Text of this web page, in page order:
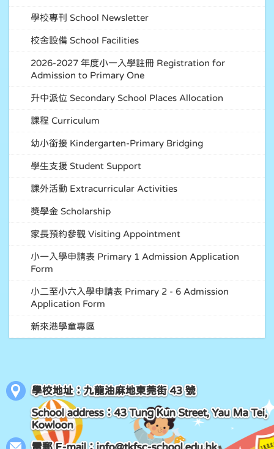
學校專刊 School Newsletter
校舍設備 School Facilities
2026-2027 年度小一入學註冊 Registration for
Admission to Primary One
升中派位 Secondary School Places Allocation
課程 Curriculum
幼小銜接 Kindergarten-Primary Bridging
學生支援 Student Support
課外活動 Extracurricular Activities
獎學金 Scholarship
家長預約參觀 Visiting Appointment
小一入學申請表 Primary 1 Admission Application
Form
小二至小六入學申請表 Primary 2 - 6 Admission
Application Form
新來港學童專區
學校地址：九龍油麻地東莞街 43 號
School address：43 Tung Kun Street, Yau Ma Tei,
Kowloon
電郵 E-mail： info@tkfsc-school.edu.hk